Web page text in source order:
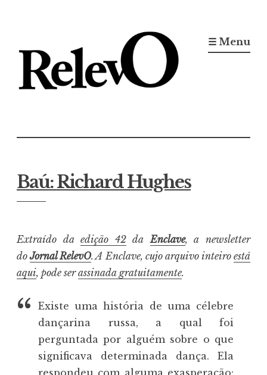
conteúdo
☰ Menu
Baú: Richard Hughes
Extraído daedição 42daEnclave, a newsletter
doJornal RelevO. A Enclave, cujo arquivo inteiro está
aqui, pode serassinada gratuitamente.
Existe uma história de uma célebre
dançarina russa, a qual foi
perguntada por alguém sobre o que
significava determinada dança. Ela